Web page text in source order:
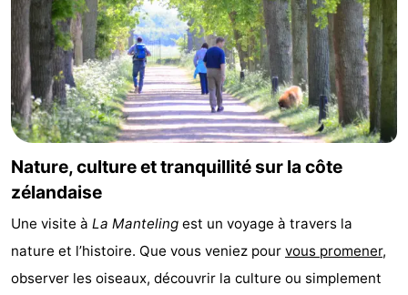
Nature, culture et tranquillité sur la côte
zélandaise
Une visite à La Manteling est un voyage à travers la
nature et l’histoire. Que vous veniez pour vous promener,
observer les oiseaux, découvrir la culture ou simplement